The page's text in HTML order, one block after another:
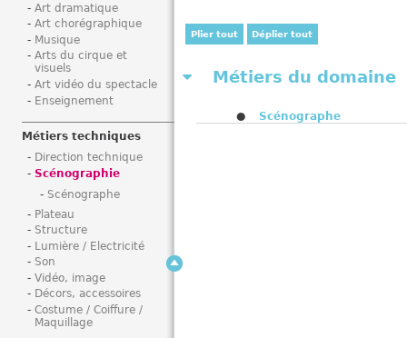
e
Plier tout Déplier tout
Métiers du domaine
Scénographe
Art dramatique
Art chorégraphique
Musique
Arts du cirque et
visuels
Art vidéo du spectacle
Enseignement
Métiers techniques
Direction technique
Scénographie
Scénographe
Plateau
Structure
Lumière / Electricité
Son
Vidéo, image
Décors, accessoires
Costume / Coiffure /
Maquillage